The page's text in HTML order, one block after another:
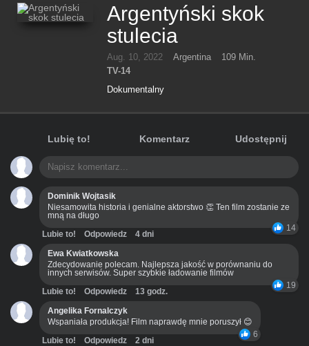
Argentyński skok
stulecia
Aug. 10, 2022 Argentina
109 Min.
TV-14
Dokumentalny
Lubię to! Komentarz Udostępnij
Dominik Wojtasik
Niesamowita historia i genialne aktorstwo 👏 Ten film zostanie ze
mną na długo
14
Lubie to! Odpowiedz
4 dni
Ewa Kwiatkowska
Zdecydowanie polecam. Najlepsza jakość w porównaniu do
innych serwisów. Super szybkie ładowanie filmów
19
Lubie to! Odpowiedz
13 godz.
Angelika Fornalczyk
Wspaniała produkcja! Film naprawdę mnie poruszył 😊
6
Lubie to! Odpowiedz
2 dni